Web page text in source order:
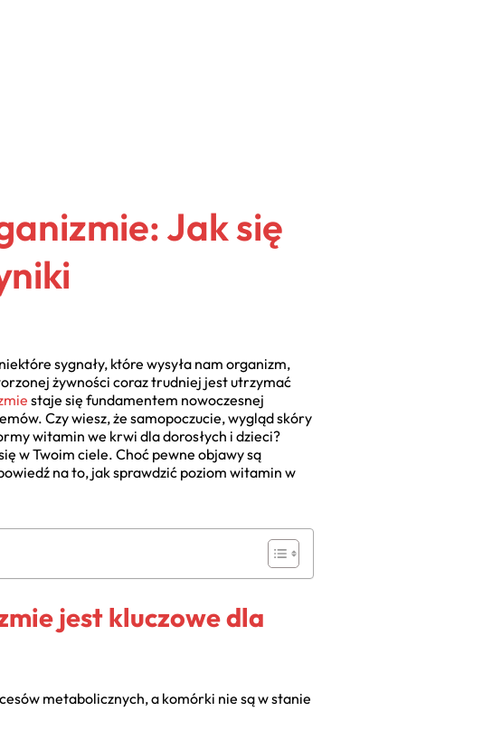
Jak się
sygnały, które wysyła nam organizm,
żywności coraz trudniej jest utrzymać
staje się fundamentem nowoczesnej
Czy wiesz, że samopoczucie, wygląd skóry
witamin we krwi dla dorosłych i dzieci?
w Twoim ciele. Choć pewne objawy są
na to, jak sprawdzić poziom witamin w
jest kluczowe dla
metabolicznych, a komórki nie są w stanie